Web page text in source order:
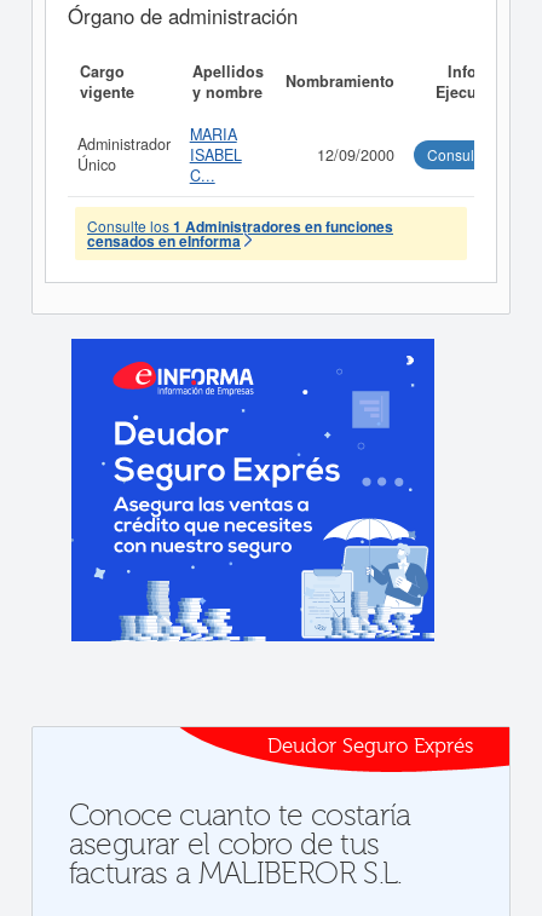
Órgano de administración
Cargo
vigente
Apellidos
y nombre
Nombramiento
Informe
Ejecutivo
Administrador
Único
MARIA
ISABEL
C...
12/09/2000 Consultar
Consulte los1 Administradores en funciones
censados en eInforma
Deudor Seguro Exprés
Conoce cuanto te costaría
asegurar el cobro de tus
facturas a MALIBEROR S.L.